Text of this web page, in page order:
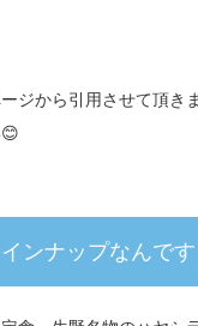
ジから引用させて頂きま
ンナップなんです